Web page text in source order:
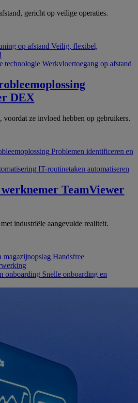
gericht op veilige operaties.
op afstand Veilig, flexibel,
technologie Werkvloertoegang op afstand
DEX
voordat ze invloed hebben op gebruikers.
Problemen identificeren en
IT-routinetaken automatiseren
TeamViewer
industriële aangevulde realiteit.
magazijnopslag Handsfree
onboarding Snelle onboarding en